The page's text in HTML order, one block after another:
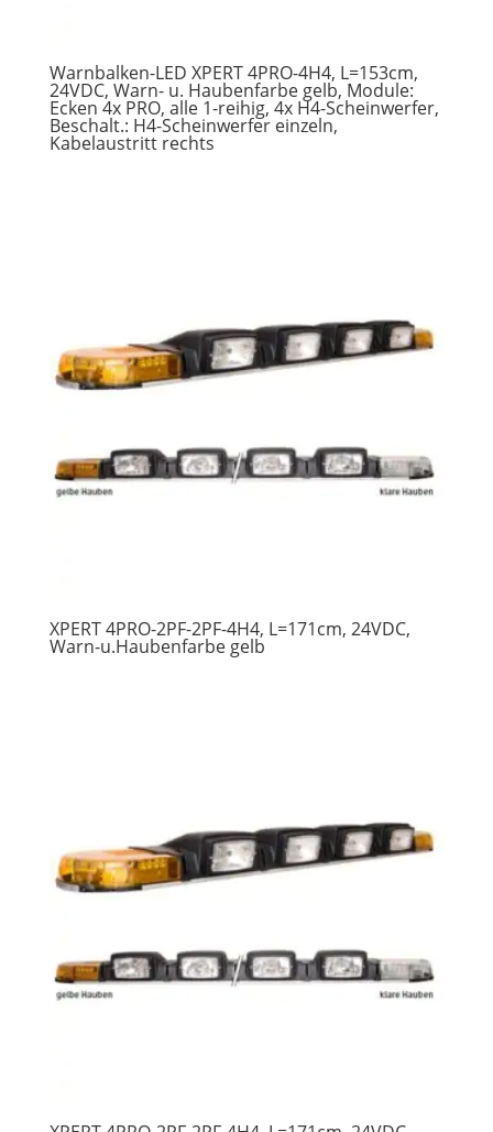
Warnbalken-LED XPERT 4PRO-4H4, L=153cm,
24VDC, Warn- u. Haubenfarbe gelb, Module:
Ecken 4x PRO, alle 1-reihig, 4x H4-Scheinwerfer,
Beschalt.: H4-Scheinwerfer einzeln,
Kabelaustritt rechts
XPERT 4PRO-2PF-2PF-4H4, L=171cm, 24VDC,
Warn-u.Haubenfarbe gelb